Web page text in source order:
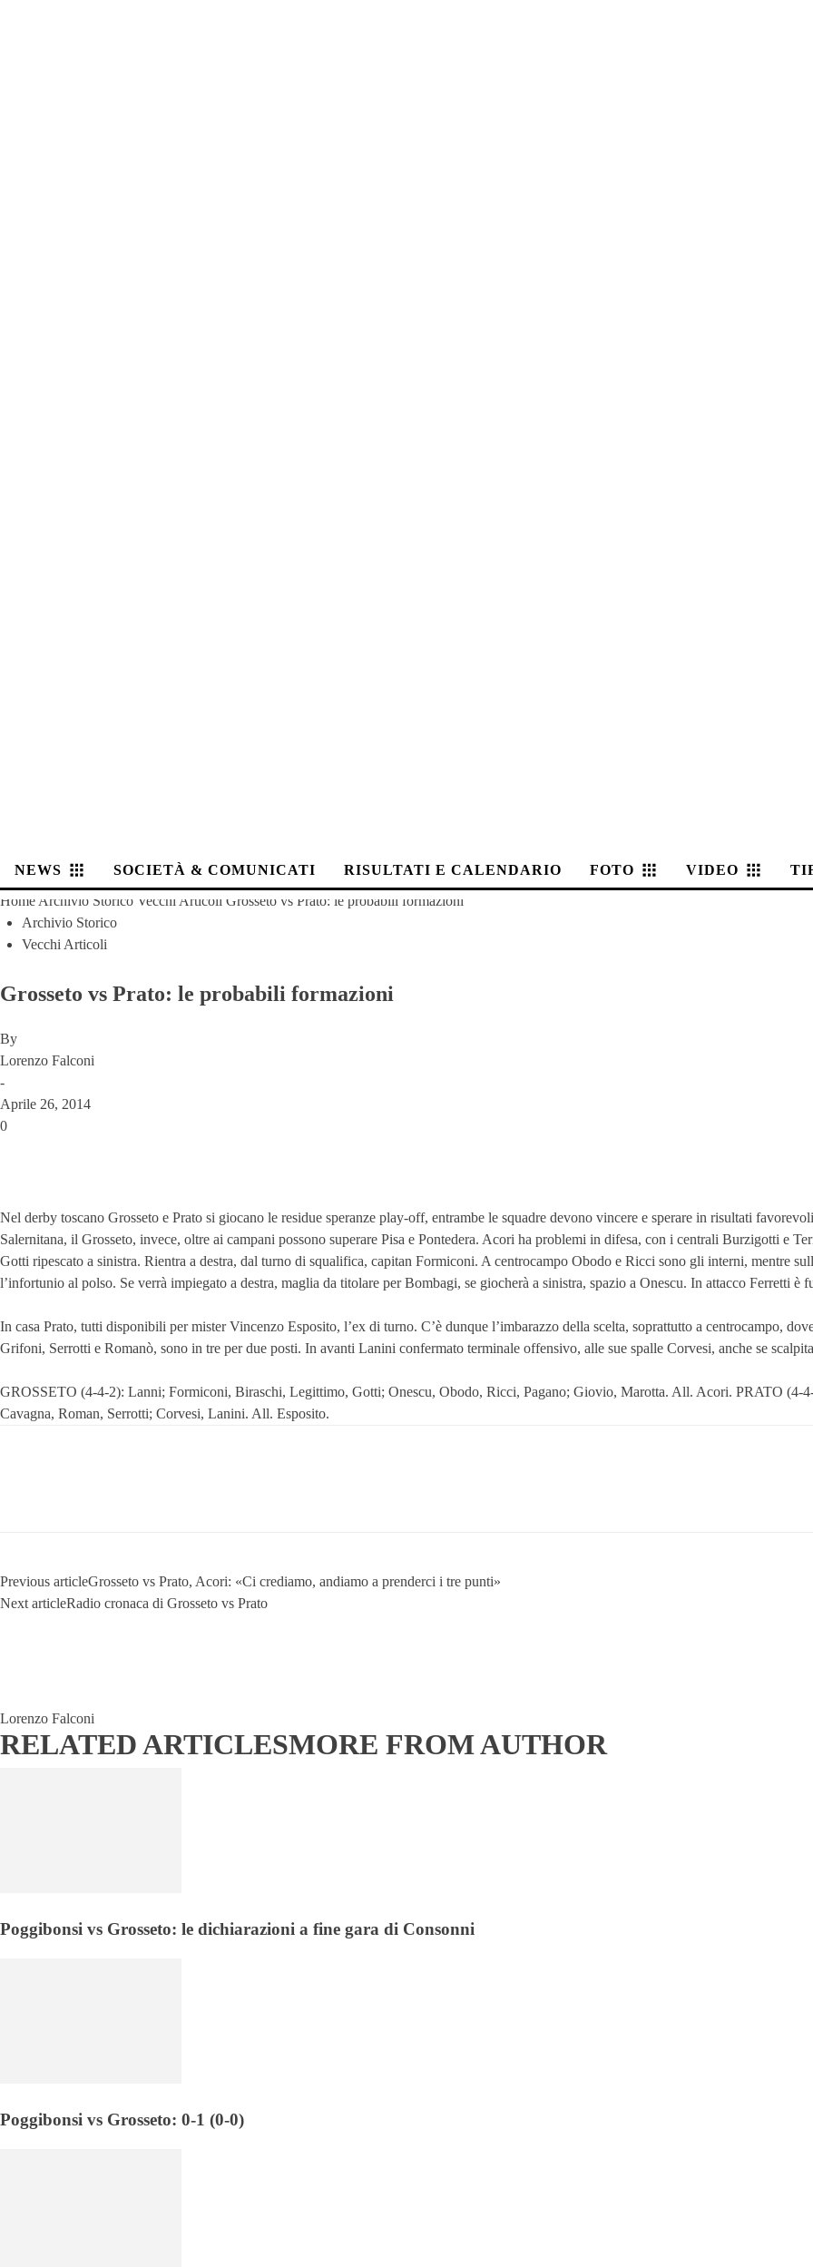
NEWS SOCIETÀ & COMUNICATI RISULTATI E CALENDARIO FOTO VIDEO
Home Archivio Storico Vecchi Articoli Grosseto vs Prato: le probabili formazioni
Archivio Storico
Vecchi Articoli
Grosseto vs Prato: le probabili formazioni
By
Lorenzo Falconi
-
Aprile 26, 2014
0
Nel derby toscano Grosseto e Prato si giocano le residue speranze play-off, entrambe le squadre devono vincere e sperare in risultati
Salernitana, il Grosseto, invece, oltre ai campani possono superare Pisa e Pontedera. Acori ha problemi in difesa, con i centrali Burzigotti e
Gotti ripescato a sinistra. Rientra a destra, dal turno di squalifica, capitan Formiconi. A centrocampo Obodo e Ricci sono gli interni, mentre
l’infortunio al polso. Se verrà impiegato a destra, maglia da titolare per Bombagi, se giocherà a sinistra, spazio a Onescu. In attacco Ferretti
In casa Prato, tutti disponibili per mister Vincenzo Esposito, l’ex di turno. C’è dunque l’imbarazzo della scelta, soprattutto a centrocampo,
Grifoni, Serrotti e Romanò, sono in tre per due posti. In avanti Lanini confermato terminale offensivo, alle sue spalle Corvesi, anche se
GROSSETO (4-4-2): Lanni; Formiconi, Biraschi, Legittimo, Gotti; Onescu, Obodo, Ricci, Pagano; Giovio, Marotta. All. Acori. PRATO (4-
Cavagna, Roman, Serrotti; Corvesi, Lanini. All. Esposito.
Previous articleGrosseto vs Prato, Acori: «Ci crediamo, andiamo a prenderci i tre punti»
Next articleRadio cronaca di Grosseto vs Prato
Lorenzo Falconi
RELATED ARTICLESMORE FROM AUTHOR
Poggibonsi vs Grosseto: le dichiarazioni a fine gara di Consonni
Poggibonsi vs Grosseto: 0-1 (0-0)